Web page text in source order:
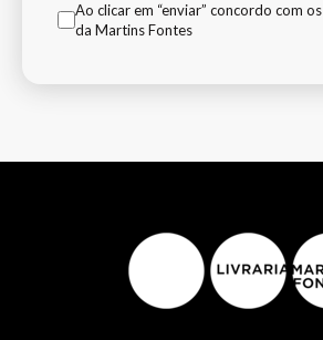
Ao clicar em “enviar” concordo com os
da Martins Fontes